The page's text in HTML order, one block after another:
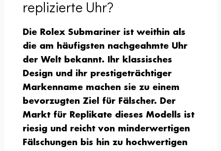
replizierte Uhr?
Die Rolex Submariner ist weithin als
die am häufigsten nachgeahmte Uhr
der Welt bekannt. Ihr klassisches
Design und ihr prestigeträchtiger
Markenname machen sie zu einem
bevorzugten Ziel für Fälscher. Der
Markt für Replikate dieses Modells ist
riesig und reicht von minderwertigen
Fälschungen bis hin zu hochwertigen